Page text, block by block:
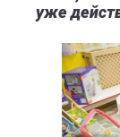
уже